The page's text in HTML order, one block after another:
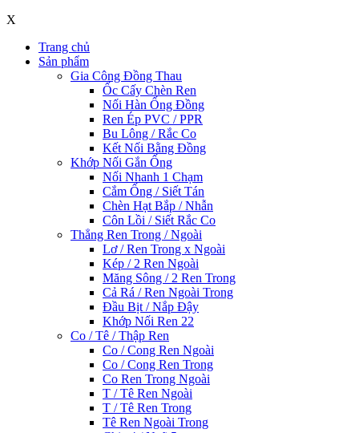
X
Trang chủ
Sản phẩm
Gia Công Đồng Thau
Ốc Cấy Chèn Ren
Nối Hàn Ống Đồng
Ren Ép PVC / PPR
Bu Lông / Rắc Co
Kết Nối Bằng Đồng
Khớp Nối Gắn Ống
Nối Nhanh 1 Chạm
Cắm Ống / Siết Tán
Chèn Hạt Bắp / Nhẫn
Côn Lồi / Siết Rắc Co
Thẳng Ren Trong / Ngoài
Lơ / Ren Trong x Ngoài
Kép / 2 Ren Ngoài
Măng Sông / 2 Ren Trong
Cả Rá / Ren Ngoài Trong
Đầu Bịt / Nắp Đậy
Khớp Nối Ren 22
Co / Tê / Thập Ren
Co / Cong Ren Ngoài
Co / Cong Ren Trong
Co Ren Trong Ngoài
T / Tê Ren Ngoài
T / Tê Ren Trong
Tê Ren Ngoài Trong